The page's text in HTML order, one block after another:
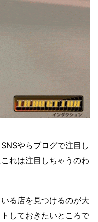
やらブログで注目し
れは注目しちゃうのわ
る店を見つけるのが大
しておきたいところで